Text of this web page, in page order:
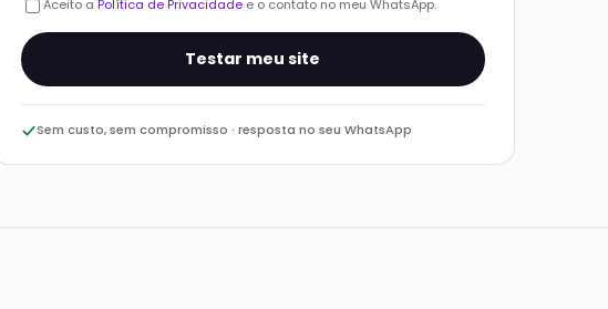
Aceito a Política de Privacidadee o contato no meu WhatsApp.
Testar meu site
Sem custo, sem compromisso · resposta no seu WhatsApp